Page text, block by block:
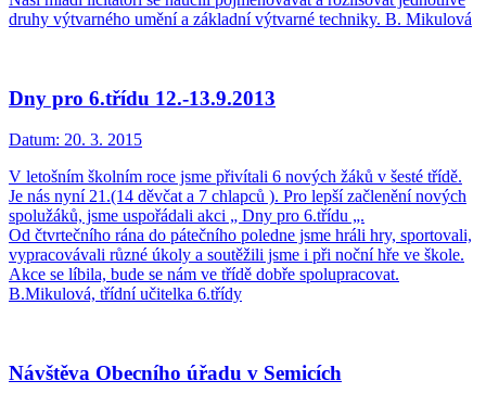
druhy výtvarného umění a základní výtvarné techniky. B. Mikulová
Dny pro 6.třídu 12.-13.9.2013
Datum: 20. 3. 2015
V letošním školním roce jsme přivítali 6 nových žáků v šesté třídě.
Je nás nyní 21.(14 děvčat a 7 chlapců ). Pro lepší začlenění nových
spolužáků, jsme uspořádali akci „ Dny pro 6.třídu „.
Od čtvrtečního rána do pátečního poledne jsme hráli hry, sportovali,
vypracovávali různé úkoly a soutěžili jsme i při noční hře ve škole.
Akce se líbila, bude se nám ve třídě dobře spolupracovat.
B.Mikulová, třídní učitelka 6.třídy
Návštěva Obecního úřadu v Semicích